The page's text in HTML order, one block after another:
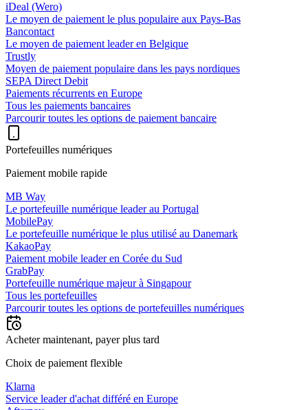
iDeal (Wero)
Le moyen de paiement le plus populaire aux Pays-Bas
Bancontact
Le moyen de paiement leader en Belgique
Trustly
Moyen de paiement populaire dans les pays nordiques
SEPA Direct Debit
Paiements récurrents en Europe
Tous les paiements bancaires
Parcourir toutes les options de paiement bancaire
Portefeuilles numériques
Paiement mobile rapide
MB Way
Le portefeuille numérique leader au Portugal
MobilePay
Le portefeuille numérique le plus utilisé au Danemark
KakaoPay
Paiement mobile leader en Corée du Sud
GrabPay
Portefeuille numérique majeur à Singapour
Tous les portefeuilles
Parcourir toutes les options de portefeuilles numériques
Acheter maintenant, payer plus tard
Choix de paiement flexible
Klarna
Service leader d'achat différé en Europe